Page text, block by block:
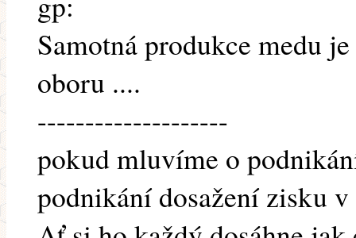
Samotná produkce medu
oboru ....
--------------------
pokud mluvíme o
podnikání dosažení zisku